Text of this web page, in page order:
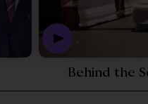
-
Video - Trailer:
Behind the